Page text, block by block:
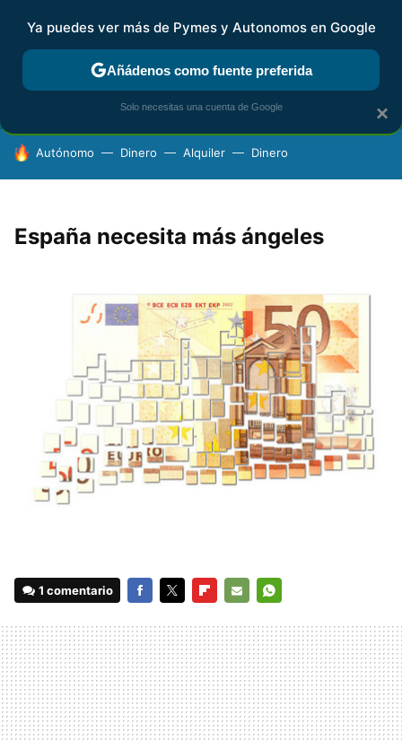
FISCALIDAD Y CONTABILIDAD KIT DIGITAL RENTA
HOY SE HABLA DE
Autónomo Dinero Alquiler Dinero
España necesita más ángeles
1 comentario
MAIL
×
Ya puedes ver más de Pymes y Autonomos en Google
Añádenos como fuente preferida
Solo necesitas una cuenta de Google